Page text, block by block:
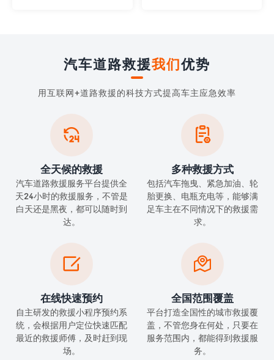
汽车道路救援我们优势
用互联网+道路救援的科技方式提高车主应急效率

全天候的救援
汽车道路救援服务平台提供全
天24小时的救援服务，不管是
白天还是黑夜，都可以随时到
达。

多种救援方式
包括汽车拖曳、紧急加油、轮
胎更换、电瓶充电等，能够满
足车主在不同情况下的救援需
求。

在线快速预约
自主研发的救援小程序预约系
统，会根据用户定位快速匹配
最近的救援师傅，及时赶到现
场。

全国范围覆盖
平台打造全国性的城市救援覆
盖，不管您身在何处，只要在
服务范围内，都能得到救援服
务。